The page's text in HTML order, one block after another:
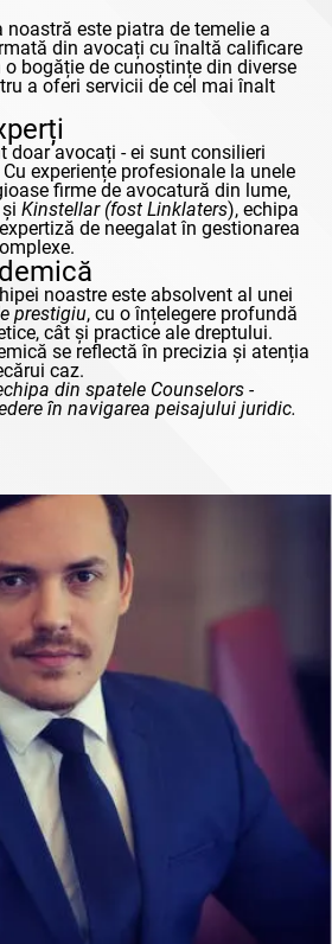
noastră este piatra de temelie a
din avocați cu înaltă calificare
bogăție de cunoștințe din diverse
a oferi servicii de cel mai înalt
doar avocați - ei sunt consilieri
experiențe profesionale la unele
firme de avocatură din lume,
Kinstellar(fost Linklaters), echipa
de neegalat în gestionarea
noastre este absolvent al unei
prestigiu, cu o înțelegere profundă
cât și practice ale dreptului.
se reflectă în precizia și atenția
caz.
din spatele Counselors -
în navigarea peisajului juridic.